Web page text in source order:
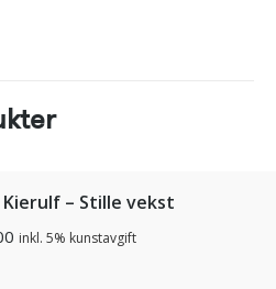
Kierulf – Stille vekst
inkl. 5% kunstavgift